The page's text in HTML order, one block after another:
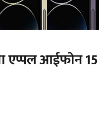
एप्पल आईफोन 15